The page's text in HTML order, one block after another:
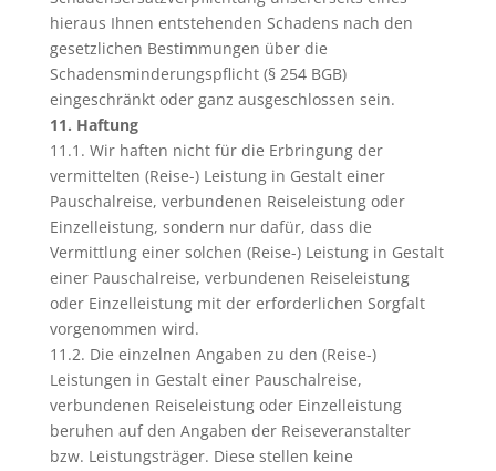
hieraus Ihnen entstehenden Schadens nach den
gesetzlichen Bestimmungen über die
Schadensminderungspflicht (§ 254 BGB)
eingeschränkt oder ganz ausgeschlossen sein.
11. Haftung
11.1. Wir haften nicht für die Erbringung der
vermittelten (Reise-) Leistung in Gestalt einer
Pauschalreise, verbundenen Reiseleistung oder
Einzelleistung, sondern nur dafür, dass die
Vermittlung einer solchen (Reise-) Leistung in Gestalt
einer Pauschalreise, verbundenen Reiseleistung
oder Einzelleistung mit der erforderlichen Sorgfalt
vorgenommen wird.
11.2. Die einzelnen Angaben zu den (Reise-)
Leistungen in Gestalt einer Pauschalreise,
verbundenen Reiseleistung oder Einzelleistung
beruhen auf den Angaben der Reiseveranstalter
bzw. Leistungsträger. Diese stellen keine